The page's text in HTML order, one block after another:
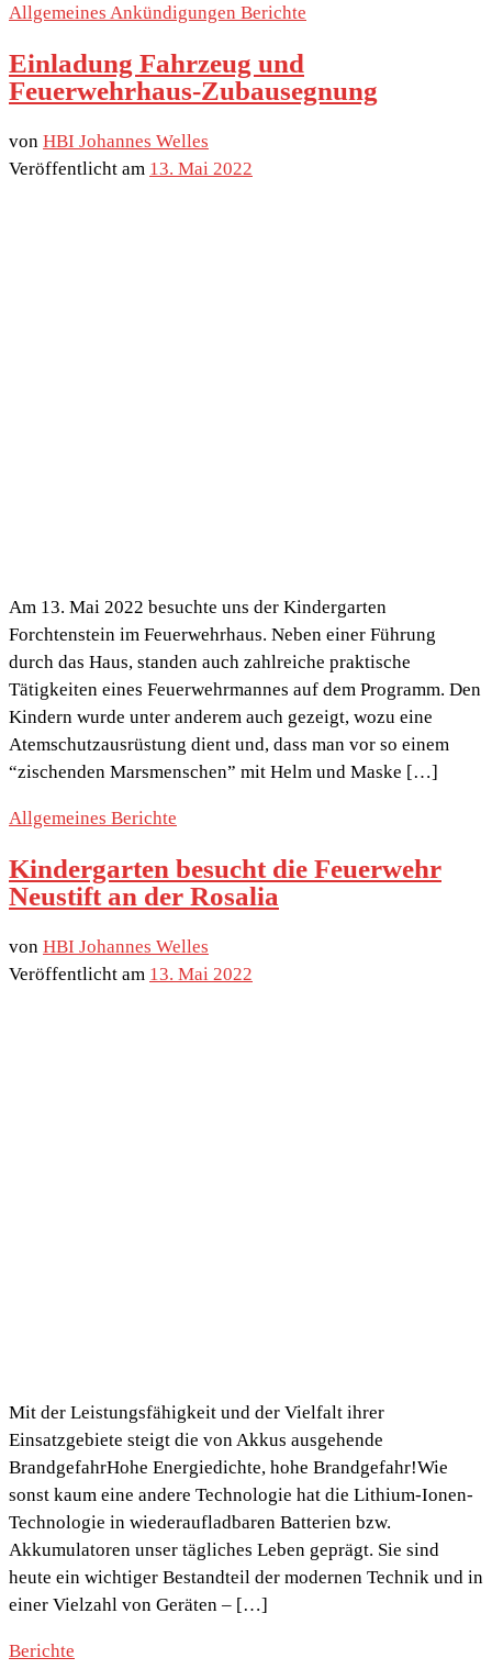
Allgemeines Ankündigungen Berichte
Einladung Fahrzeug und
Feuerwehrhaus-Zubausegnung
von HBI Johannes Welles
Veröffentlicht am 13. Mai 2022
Am 13. Mai 2022 besuchte uns der Kindergarten
Forchtenstein im Feuerwehrhaus. Neben einer Führung
durch das Haus, standen auch zahlreiche praktische
Tätigkeiten eines Feuerwehrmannes auf dem Programm. Den
Kindern wurde unter anderem auch gezeigt, wozu eine
Atemschutzausrüstung dient und, dass man vor so einem
“zischenden Marsmenschen” mit Helm und Maske […]
Allgemeines Berichte
Kindergarten besucht die Feuerwehr
Neustift an der Rosalia
von HBI Johannes Welles
Veröffentlicht am 13. Mai 2022
Mit der Leistungsfähigkeit und der Vielfalt ihrer
Einsatzgebiete steigt die von Akkus ausgehende
BrandgefahrHohe Energiedichte, hohe Brandgefahr!Wie
sonst kaum eine andere Technologie hat die Lithium-Ionen-
Technologie in wiederaufladbaren Batterien bzw.
Akkumulatoren unser tägliches Leben geprägt. Sie sind
heute ein wichtiger Bestandteil der modernen Technik und in
einer Vielzahl von Geräten – […]
Berichte